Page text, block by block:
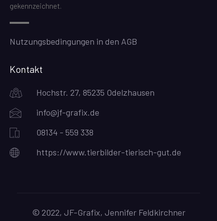
gekennzeichnet.
Nutzungsbedingungen in den AGB
Kontakt
Hochstr. 27, 85235 Odelzhausen
info@jf-grafix.de
08134 - 559 338
https://www.tierbilder-tierisch-gut.de
© 2022, JF-Grafix, Jennifer Feldkirchner